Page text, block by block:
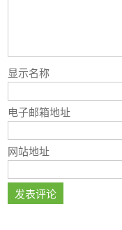
显示名称
电子邮箱地址
网站地址